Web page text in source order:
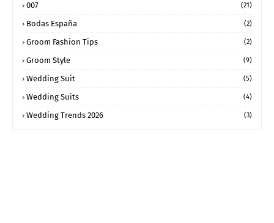
007 (21)
Bodas España (2)
Groom Fashion Tips (2)
Groom Style (9)
Wedding Suit (5)
Wedding Suits (4)
Wedding Trends 2026 (3)